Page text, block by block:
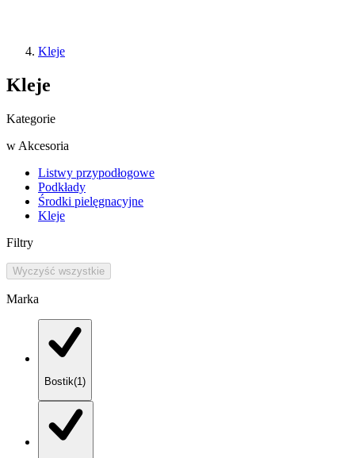
Kleje
Kleje
Kategorie
w Akcesoria
Listwy przypodłogowe
Podkłady
Środki pielęgnacyjne
Kleje
Filtry
Wyczyść wszystkie
Marka
Bostik(1)